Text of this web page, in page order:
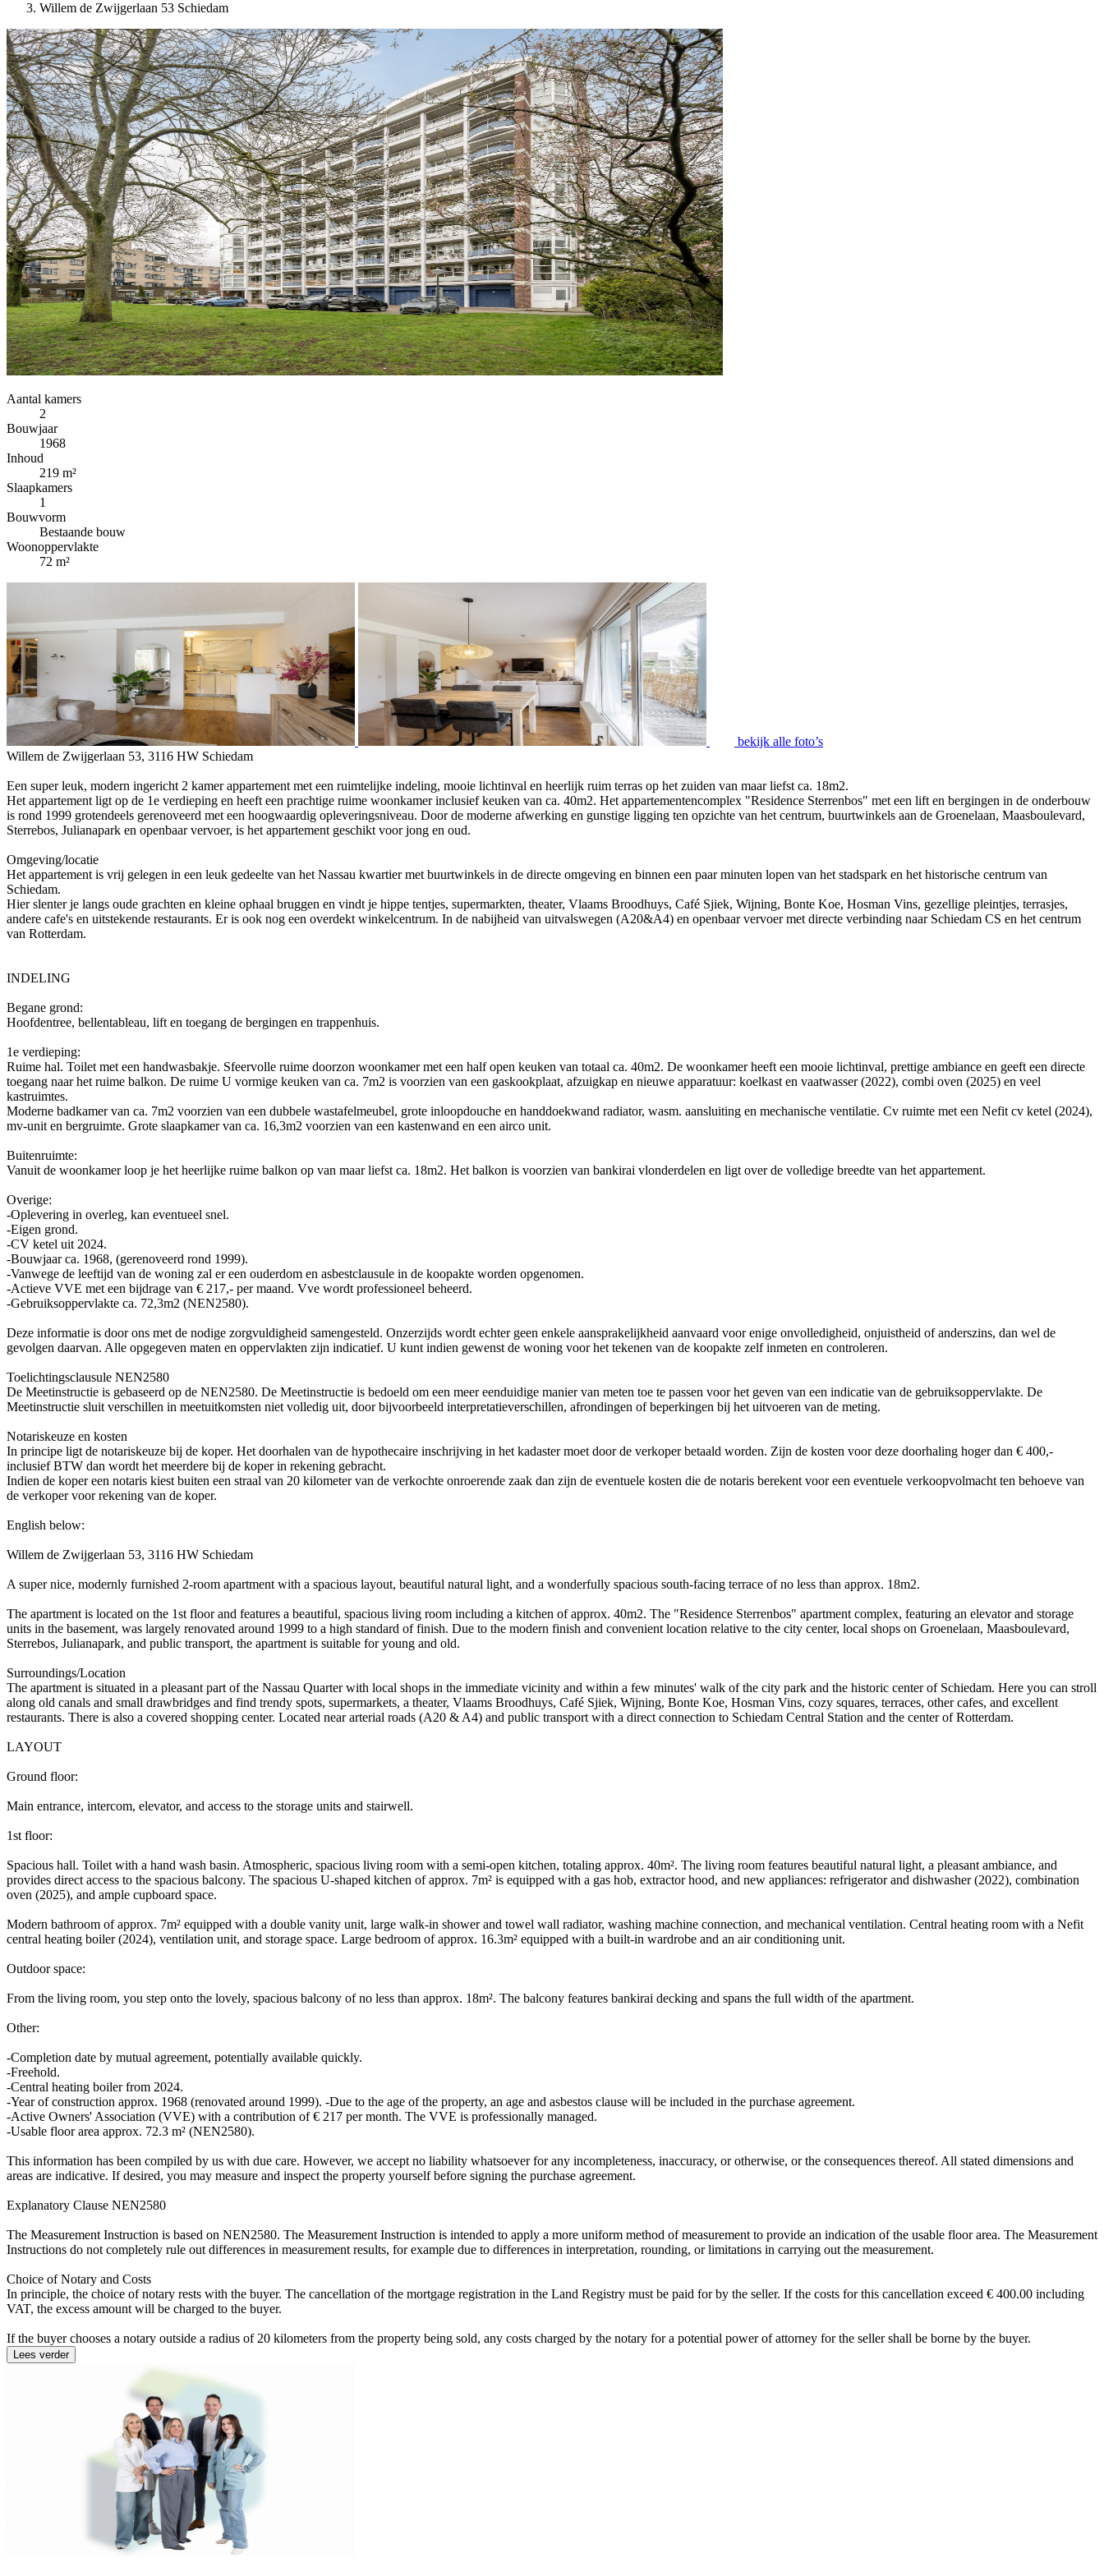
Willem de Zwijgerlaan 53 Schiedam
Aantal kamers
2
Bouwjaar
1968
Inhoud
219 m²
Slaapkamers
1
Bouwvorm
Bestaande bouw
Woonoppervlakte
72 m²
bekijk alle foto’s
Willem de Zwijgerlaan 53, 3116 HW Schiedam
Een super leuk, modern ingericht 2 kamer appartement met een ruimtelijke indeling, mooie lichtinval en heerlijk ruim terras op het zuiden van maar liefst ca. 18m2.
Het appartement ligt op de 1e verdieping en heeft een prachtige ruime woonkamer inclusief keuken van ca. 40m2. Het appartementencomplex "Residence Sterrenbos" met een lift en bergingen in de onderbouw
is rond 1999 grotendeels gerenoveerd met een hoogwaardig opleveringsniveau. Door de moderne afwerking en gunstige ligging ten opzichte van het centrum, buurtwinkels aan de Groenelaan, Maasboulevard,
Sterrebos, Julianapark en openbaar vervoer, is het appartement geschikt voor jong en oud.
Omgeving/locatie
Het appartement is vrij gelegen in een leuk gedeelte van het Nassau kwartier met buurtwinkels in de directe omgeving en binnen een paar minuten lopen van het stadspark en het historische centrum van
Schiedam.
Hier slenter je langs oude grachten en kleine ophaal bruggen en vindt je hippe tentjes, supermarkten, theater, Vlaams Broodhuys, Café Sjiek, Wijning, Bonte Koe, Hosman Vins, gezellige pleintjes, terrasjes,
andere cafe's en uitstekende restaurants. Er is ook nog een overdekt winkelcentrum. In de nabijheid van uitvalswegen (A20&A4) en openbaar vervoer met directe verbinding naar Schiedam CS en het centrum
van Rotterdam.
INDELING
Begane grond:
Hoofdentree, bellentableau, lift en toegang de bergingen en trappenhuis.
1e verdieping:
Ruime hal. Toilet met een handwasbakje. Sfeervolle ruime doorzon woonkamer met een half open keuken van totaal ca. 40m2. De woonkamer heeft een mooie lichtinval, prettige ambiance en geeft een directe
toegang naar het ruime balkon. De ruime U vormige keuken van ca. 7m2 is voorzien van een gaskookplaat, afzuigkap en nieuwe apparatuur: koelkast en vaatwasser (2022), combi oven (2025) en veel
kastruimtes.
Moderne badkamer van ca. 7m2 voorzien van een dubbele wastafelmeubel, grote inloopdouche en handdoekwand radiator, wasm. aansluiting en mechanische ventilatie. Cv ruimte met een Nefit cv ketel (2024),
mv-unit en bergruimte. Grote slaapkamer van ca. 16,3m2 voorzien van een kastenwand en een airco unit.
Buitenruimte:
Vanuit de woonkamer loop je het heerlijke ruime balkon op van maar liefst ca. 18m2. Het balkon is voorzien van bankirai vlonderdelen en ligt over de volledige breedte van het appartement.
Overige:
-Oplevering in overleg, kan eventueel snel.
-Eigen grond.
-CV ketel uit 2024.
-Bouwjaar ca. 1968, (gerenoveerd rond 1999).
-Vanwege de leeftijd van de woning zal er een ouderdom en asbestclausule in de koopakte worden opgenomen.
-Actieve VVE met een bijdrage van € 217,- per maand. Vve wordt professioneel beheerd.
-Gebruiksoppervlakte ca. 72,3m2 (NEN2580).
Deze informatie is door ons met de nodige zorgvuldigheid samengesteld. Onzerzijds wordt echter geen enkele aansprakelijkheid aanvaard voor enige onvolledigheid, onjuistheid of anderszins, dan wel de
gevolgen daarvan. Alle opgegeven maten en oppervlakten zijn indicatief. U kunt indien gewenst de woning voor het tekenen van de koopakte zelf inmeten en controleren.
Toelichtingsclausule NEN2580
De Meetinstructie is gebaseerd op de NEN2580. De Meetinstructie is bedoeld om een meer eenduidige manier van meten toe te passen voor het geven van een indicatie van de gebruiksoppervlakte. De
Meetinstructie sluit verschillen in meetuitkomsten niet volledig uit, door bijvoorbeeld interpretatieverschillen, afrondingen of beperkingen bij het uitvoeren van de meting.
Notariskeuze en kosten
In principe ligt de notariskeuze bij de koper. Het doorhalen van de hypothecaire inschrijving in het kadaster moet door de verkoper betaald worden. Zijn de kosten voor deze doorhaling hoger dan € 400,-
inclusief BTW dan wordt het meerdere bij de koper in rekening gebracht.
Indien de koper een notaris kiest buiten een straal van 20 kilometer van de verkochte onroerende zaak dan zijn de eventuele kosten die de notaris berekent voor een eventuele verkoopvolmacht ten behoeve van
de verkoper voor rekening van de koper.
English below:
Willem de Zwijgerlaan 53, 3116 HW Schiedam
A super nice, modernly furnished 2-room apartment with a spacious layout, beautiful natural light, and a wonderfully spacious south-facing terrace of no less than approx. 18m2.
The apartment is located on the 1st floor and features a beautiful, spacious living room including a kitchen of approx. 40m2. The "Residence Sterrenbos" apartment complex, featuring an elevator and storage
units in the basement, was largely renovated around 1999 to a high standard of finish. Due to the modern finish and convenient location relative to the city center, local shops on Groenelaan, Maasboulevard,
Sterrebos, Julianapark, and public transport, the apartment is suitable for young and old.
Surroundings/Location
The apartment is situated in a pleasant part of the Nassau Quarter with local shops in the immediate vicinity and within a few minutes' walk of the city park and the historic center of Schiedam. Here you can stroll
along old canals and small drawbridges and find trendy spots, supermarkets, a theater, Vlaams Broodhuys, Café Sjiek, Wijning, Bonte Koe, Hosman Vins, cozy squares, terraces, other cafes, and excellent
restaurants. There is also a covered shopping center. Located near arterial roads (A20 & A4) and public transport with a direct connection to Schiedam Central Station and the center of Rotterdam.
LAYOUT
Ground floor:
Main entrance, intercom, elevator, and access to the storage units and stairwell.
1st floor:
Spacious hall. Toilet with a hand wash basin. Atmospheric, spacious living room with a semi-open kitchen, totaling approx. 40m². The living room features beautiful natural light, a pleasant ambiance, and
provides direct access to the spacious balcony. The spacious U-shaped kitchen of approx. 7m² is equipped with a gas hob, extractor hood, and new appliances: refrigerator and dishwasher (2022), combination
oven (2025), and ample cupboard space.
Modern bathroom of approx. 7m² equipped with a double vanity unit, large walk-in shower and towel wall radiator, washing machine connection, and mechanical ventilation. Central heating room with a Nefit
central heating boiler (2024), ventilation unit, and storage space. Large bedroom of approx. 16.3m² equipped with a built-in wardrobe and an air conditioning unit.
Outdoor space:
From the living room, you step onto the lovely, spacious balcony of no less than approx. 18m². The balcony features bankirai decking and spans the full width of the apartment.
Other:
-Completion date by mutual agreement, potentially available quickly.
-Freehold.
-Central heating boiler from 2024.
-Year of construction approx. 1968 (renovated around 1999). -Due to the age of the property, an age and asbestos clause will be included in the purchase agreement.
-Active Owners' Association (VVE) with a contribution of € 217 per month. The VVE is professionally managed.
-Usable floor area approx. 72.3 m² (NEN2580).
This information has been compiled by us with due care. However, we accept no liability whatsoever for any incompleteness, inaccuracy, or otherwise, or the consequences thereof. All stated dimensions and
areas are indicative. If desired, you may measure and inspect the property yourself before signing the purchase agreement.
Explanatory Clause NEN2580
The Measurement Instruction is based on NEN2580. The Measurement Instruction is intended to apply a more uniform method of measurement to provide an indication of the usable floor area. The Measurement
Instructions do not completely rule out differences in measurement results, for example due to differences in interpretation, rounding, or limitations in carrying out the measurement.
Choice of Notary and Costs
In principle, the choice of notary rests with the buyer. The cancellation of the mortgage registration in the Land Registry must be paid for by the seller. If the costs for this cancellation exceed € 400.00 including
VAT, the excess amount will be charged to the buyer.
If the buyer chooses a notary outside a radius of 20 kilometers from the property being sold, any costs charged by the notary for a potential power of attorney for the seller shall be borne by the buyer.
Lees verder